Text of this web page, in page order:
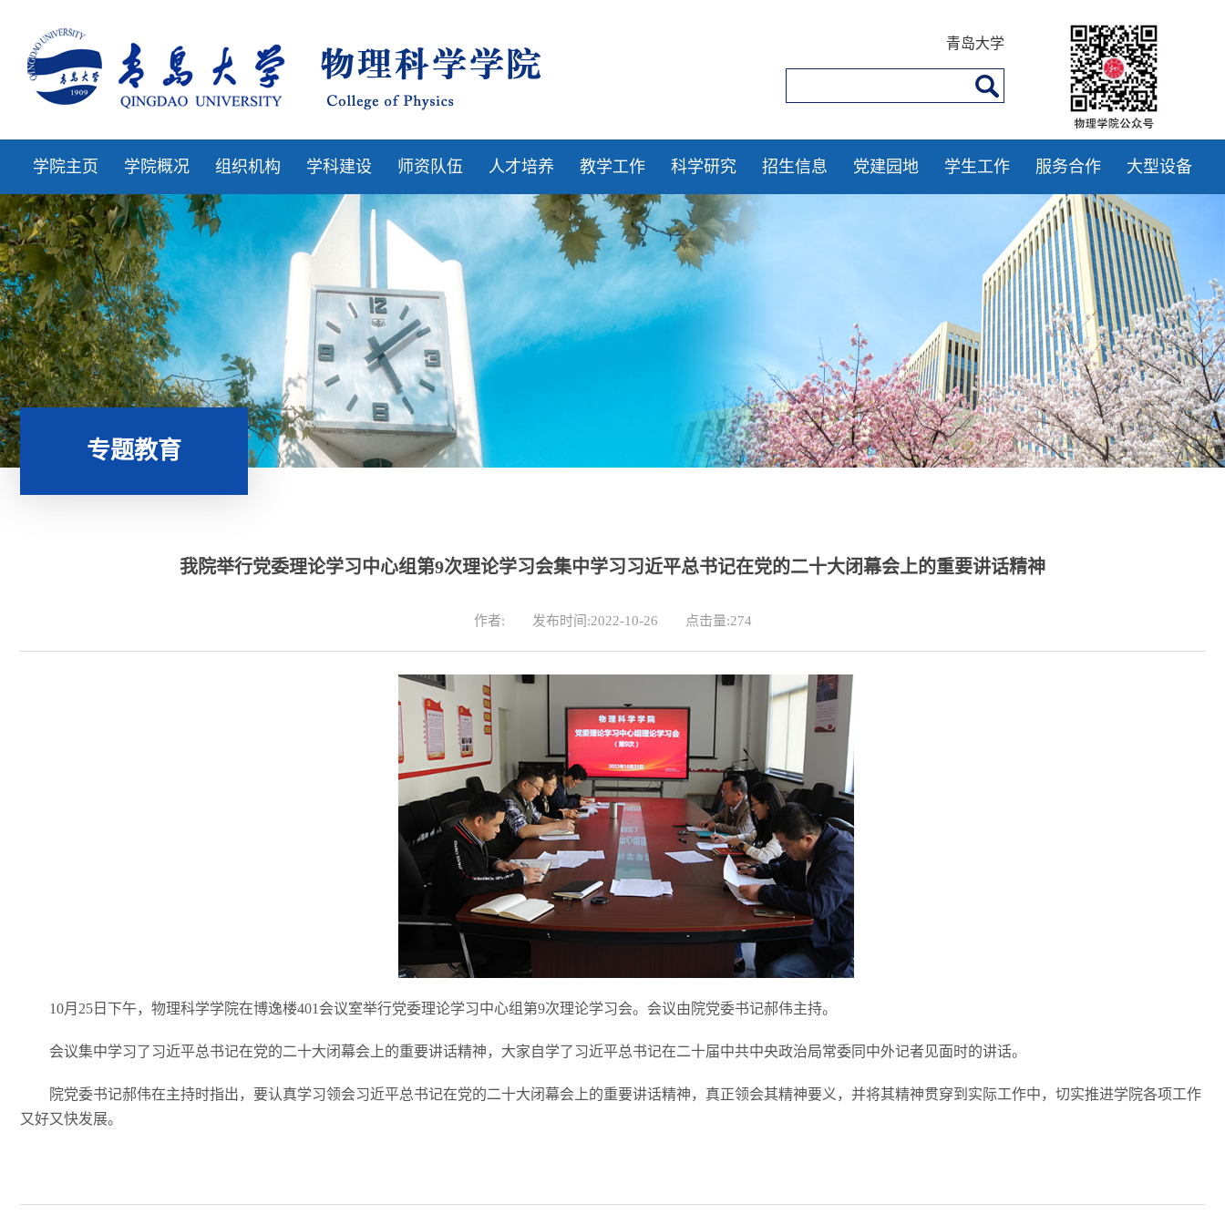
青岛大学
学院主页 学院概况 组织机构 学科建设 师资队伍 人才培养 教学工作 科学研究 招生信息 党建园地 学生工作 服务合作 大型设备
专题教育
我院举行党委理论学习中心组第9次理论学习会集中学习习近平总书记在党的二十大闭幕会上的重要讲话精神
作者: 发布时间:2022-10-26 点击量:274
10月 25 日下午，物理科学学院在博逸楼401 会议室举行党委理论学习中心组第9次理论学习会。会议由院党委书记郝伟主持。
会议集中学习了习近平总书记在党的二十大闭幕会上的重要讲话精神，大家自学了习近平总书记在二十届中共中央政治局常委同中外记者见面时的讲话。
院党委书记郝伟在主持时指出，要认真学习领会习近平总书记在党的二十大闭幕会上的重要讲话精神，真正领会其精神要义，并将其精神贯穿到实际工作中，切实推进学院各项工作
又好又快发展。